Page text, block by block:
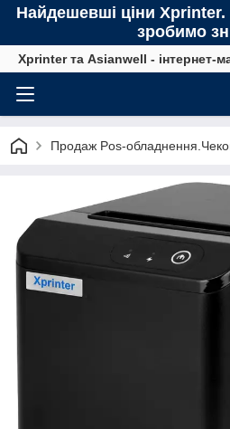
Найдешевші ціни
зробимо
Xprinter та Asianwell - інтернет-
Продаж Pos-